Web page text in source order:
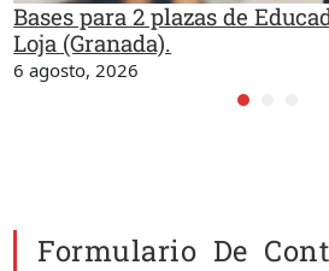
Bases para 2 plazas de
Loja (Granada).
6 agosto, 2026
Formulario De